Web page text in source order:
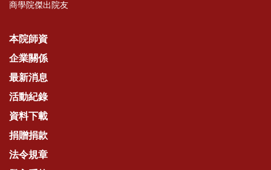
商學院傑出院友
本院師資
企業關係
最新消息
活動紀錄
資料下載
捐贈捐款
法令規章